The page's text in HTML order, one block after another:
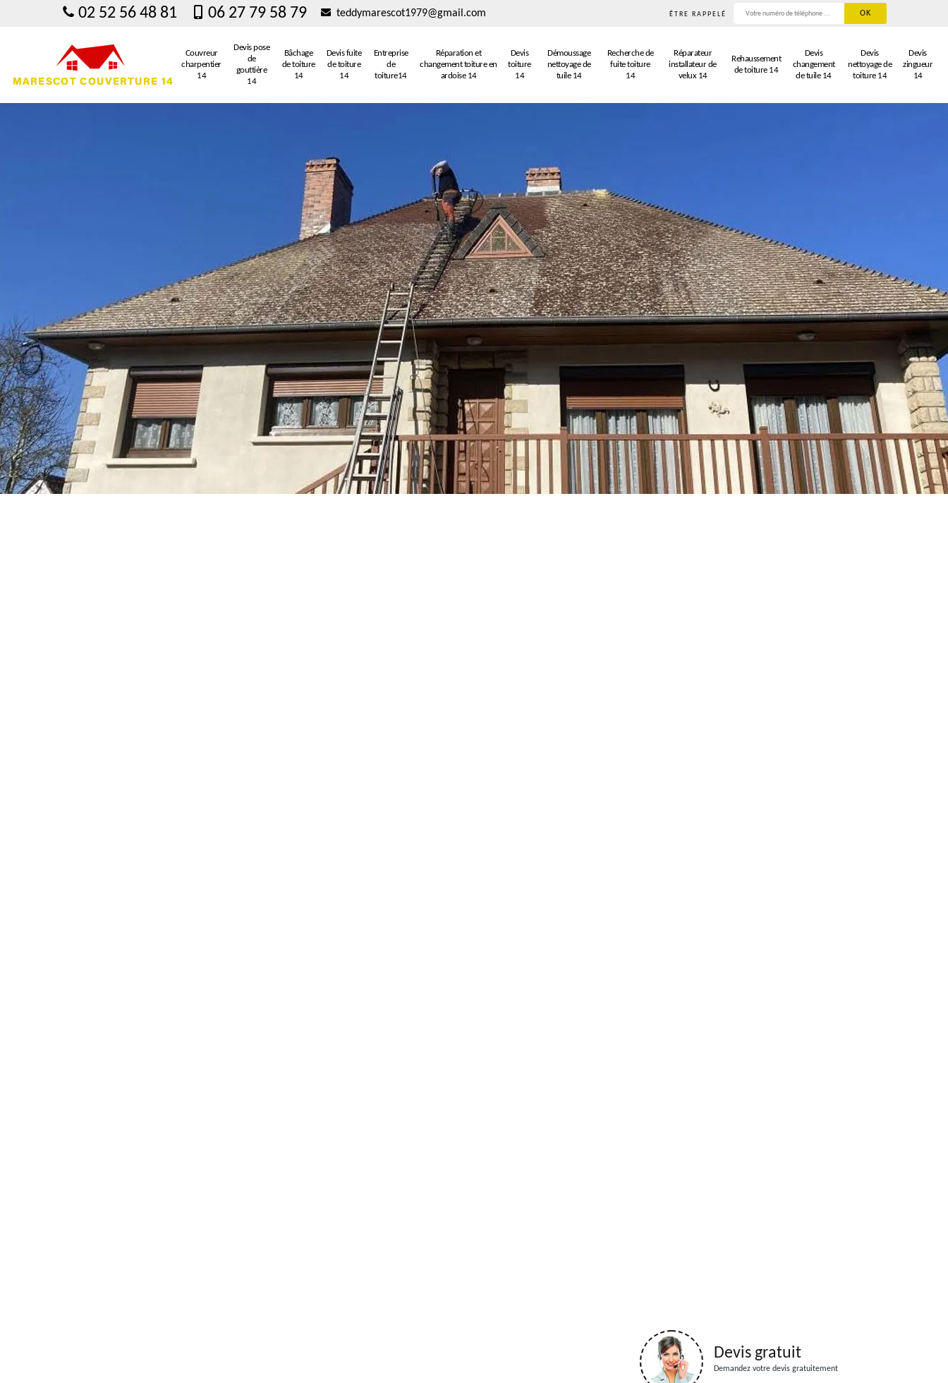
02 52 56 48 81 06 27 79 58 79 teddymarescot1979@gmail.com ÊTRE RAPPELÉ
Couvreur
charpentier
14
Devis pose
de
gouttière
14
Bâchage
de toiture
14
Devis fuite
de toiture
14
Entreprise
de
toiture14
Réparation et
changement toiture en
ardoise 14
Devis
toiture
14
Démoussage
nettoyage de
tuile 14
Recherche de
fuite toiture
14
Réparateur
installateur de
velux 14
Rehaussement
de toiture 14
Devis
changement
de tuile 14
Devis
nettoyage de
toiture 14
Devis
zingueur
14
Devis gratuit
Demandez votre devis gratuitement